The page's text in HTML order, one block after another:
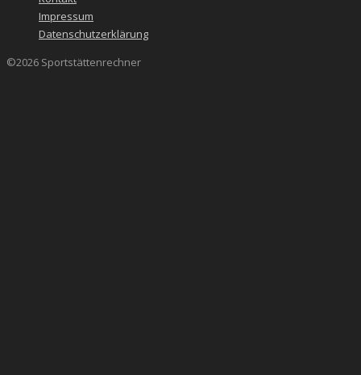
Impressum
Datenschutzerklärung
©2026 Sportstättenrechner